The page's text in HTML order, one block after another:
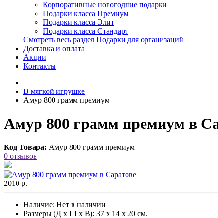
Корпоративные новогодние подарки
Подарки класса Премиум
Подарки класса Элит
Подарки класса Стандарт
Смотреть весь раздел Подарки для организаций
Доставка и оплата
Акции
Контакты
В мягкой игрушке
Амур 800 грамм премиум
Амур 800 грамм премиум в
Код Товара: Амур 800 грамм премиум
0 отзывов
2010 р.
Наличие: Нет в наличии
Размеры (Д х Ш х В): 37 х 14 х 20 см.